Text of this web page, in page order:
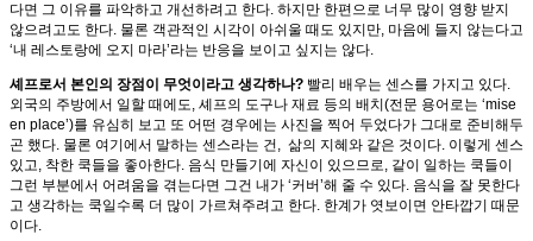
다면 그 이유를 파악하고 개선하려고 한다. 하지만 한편으로 너무 많이 영향 받지
않으려고도 한다. 물론 객관적인 시각이 아쉬울 때도 있지만, 마음에 들지 않는다고
‘내 레스토랑에 오지 마라’라는 반응을 보이고 싶지는 않다.
셰프로서 본인의 장점이 무엇이라고 생각하나? 빨리 배우는 센스를 가지고 있다.
외국의 주방에서 일할 때에도, 셰프의 도구나 재료 등의 배치(전문 용어로는 ‘mise
en place’)를 유심히 보고 또 어떤 경우에는 사진을 찍어 두었다가 그대로 준비해두
곤 했다. 물론 여기에서 말하는 센스라는 건, 삶의 지혜와 같은 것이다. 이렇게 센스
있고, 착한 쿡들을 좋아한다. 음식 만들기에 자신이 있으므로, 같이 일하는 쿡들이
그런 부분에서 어려움을 겪는다면 그건 내가 ‘커버’해 줄 수 있다. 음식을 잘 못한다
고 생각하는 쿡일수록 더 많이 가르쳐주려고 한다. 한계가 엿보이면 안타깝기 때문
이다.